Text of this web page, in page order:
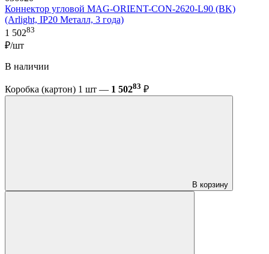
Коннектор угловой MAG-ORIENT-CON-2620-L90 (BK)
(Arlight, IP20 Металл, 3 года)
1 50283
₽/шт
В наличии
Коробка (картон) 1 шт — 1 50283 ₽
В корзину